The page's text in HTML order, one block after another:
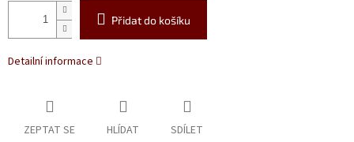
Přidat do košíku
Detailní informace
ZEPTAT SE HLÍDAT SDÍLET